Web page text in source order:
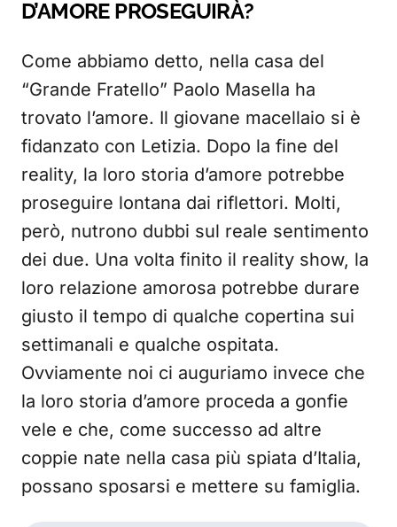
D’AMORE PROSEGUIRÀ?
Come abbiamo detto, nella casa del
“Grande Fratello” Paolo Masella ha
trovato l’amore. Il giovane macellaio si è
fidanzato con Letizia. Dopo la fine del
reality, la loro storia d’amore potrebbe
proseguire lontana dai riflettori. Molti,
però, nutrono dubbi sul reale sentimento
dei due. Una volta finito il reality show, la
loro relazione amorosa potrebbe durare
giusto il tempo di qualche copertina sui
settimanali e qualche ospitata.
Ovviamente noi ci auguriamo invece che
la loro storia d’amore proceda a gonfie
vele e che, come successo ad altre
coppie nate nella casa più spiata d’Italia,
possano sposarsi e mettere su famiglia.